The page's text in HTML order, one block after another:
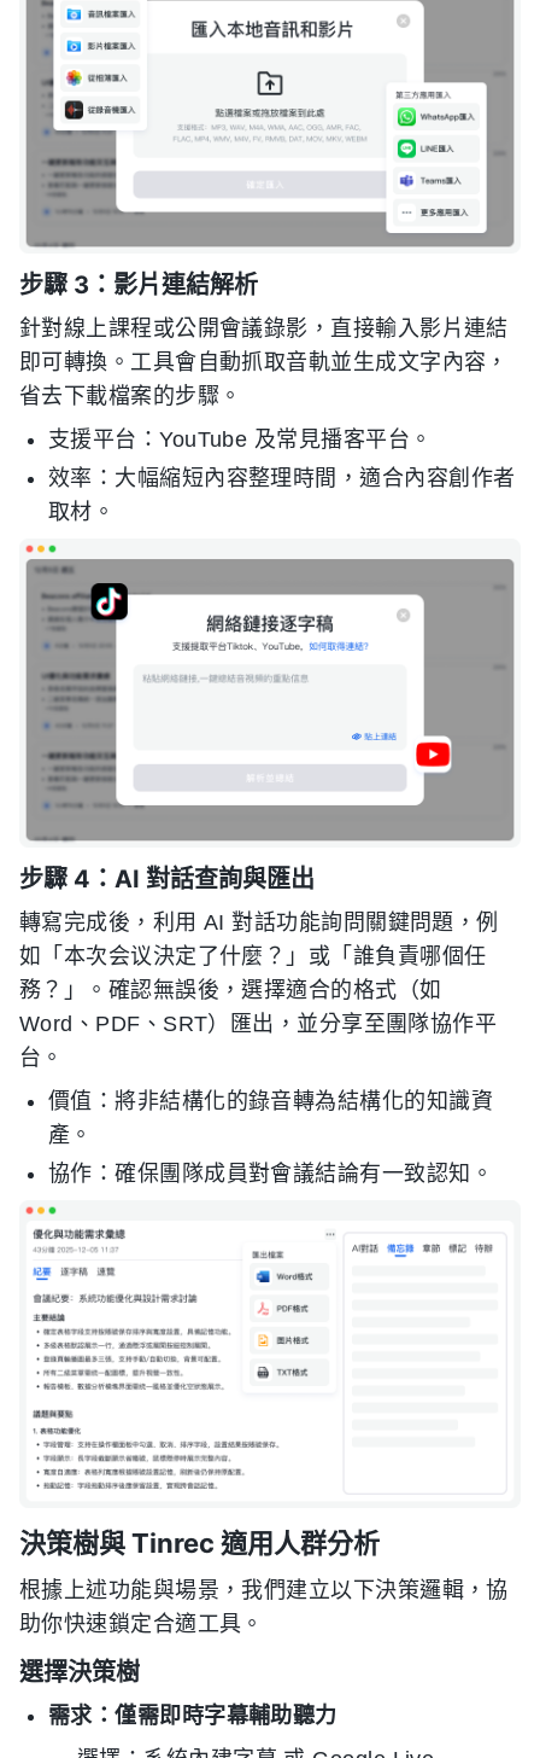
步驟 3：影片連結解析
針對線上課程或公開會議錄影，直接輸入影片連結
即可轉換。工具會自動抓取音軌並生成文字內容，
省去下載檔案的步驟。
支援平台：YouTube 及常見播客平台。
效率：大幅縮短內容整理時間，適合內容創作者
取材。
步驟 4：AI 對話查詢與匯出
轉寫完成後，利用 AI 對話功能詢問關鍵問題，例
如「本次会议決定了什麼？」或「誰負責哪個任
務？」。確認無誤後，選擇適合的格式（如
Word、PDF、SRT）匯出，並分享至團隊協作平
台。
價值：將非結構化的錄音轉為結構化的知識資
產。
協作：確保團隊成員對會議結論有一致認知。
決策樹與 Tinrec 適用人群分析
根據上述功能與場景，我們建立以下決策邏輯，協
助你快速鎖定合適工具。
選擇決策樹
需求：僅需即時字幕輔助聽力